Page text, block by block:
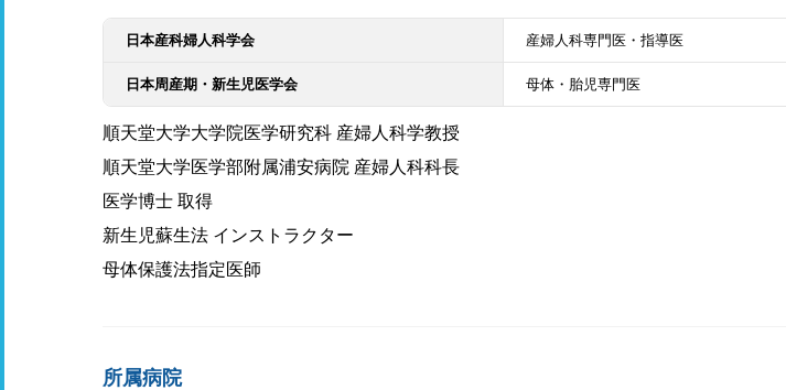
日本産科婦人科学会 産婦人科専門医・指導医
日本周産期・新生児医学会 母体・胎児専門医
順天堂大学大学院医学研究科 産婦人科学教授
順天堂大学医学部附属浦安病院 産婦人科科長
医学博士 取得
新生児蘇生法 インストラクター
母体保護法指定医師
所属病院